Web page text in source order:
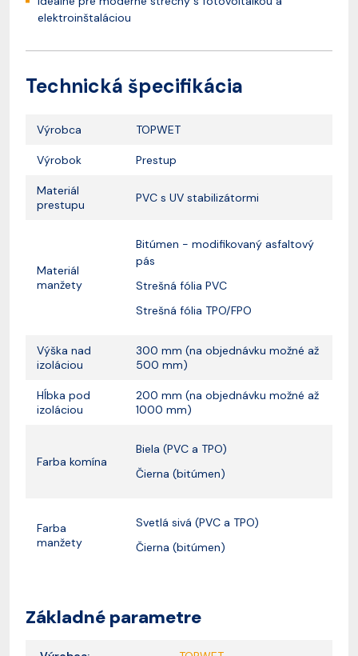
elektroinštaláciou
Technická špecifikácia
Výrobca TOPWET
Výrobok Prestup
Materiál
prestupu
PVC s UV stabilizátormi
Materiál
manžety
Bitúmen - modifikovaný asfaltový
pás
Strešná fólia PVC
Strešná fólia TPO/FPO
Výška nad
izoláciou
300 mm (na objednávku možné až
500 mm)
Hĺbka pod
izoláciou
200 mm (na objednávku možné až
1000 mm)
Farba komína
Biela (PVC a TPO)
Čierna (bitúmen)
Farba
manžety
Svetlá sivá (PVC a TPO)
Čierna (bitúmen)
Základné parametre